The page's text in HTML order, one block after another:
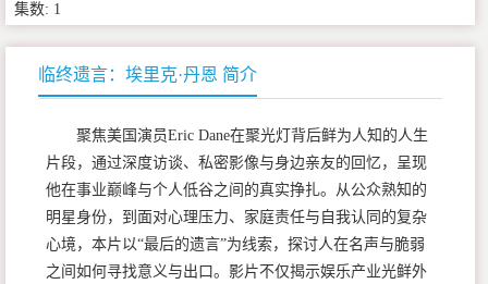
集数: 1
临终遗言：埃里克·丹恩 简介
聚焦美国演员Eric Dane在聚光灯背后鲜为人知的人生
片段，通过深度访谈、私密影像与身边亲友的回忆，呈现
他在事业巅峰与个人低谷之间的真实挣扎。从公众熟知的
明星身份，到面对心理压力、家庭责任与自我认同的复杂
心境，本片以“最后的遗言”为线索，探讨人在名声与脆弱
之间如何寻找意义与出口。影片不仅揭示娱乐产业光鲜外